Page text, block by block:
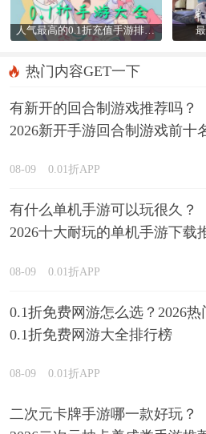
人气最高的0.1折充值手游排行榜
热门内容GET一下
有新开的回合制游戏推荐吗？
2026新开手游回合制游戏前十
08-09 0.01折APP
有什么单机手游可以玩很久？
2026十大耐玩的单机手游下载
08-09 0.01折APP
0.1折免费网游怎么选？2026热
0.1折免费网游大全排行榜
08-09 0.01折APP
二次元卡牌手游哪一款好玩？